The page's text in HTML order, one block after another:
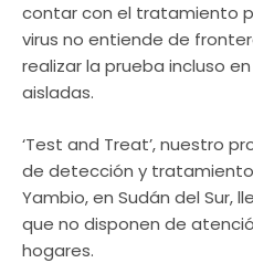
contar con el tratamiento
virus no entiende de
realizar la prueba incluso
aisladas.
‘Test and Treat’, nuestro
de detección y
Yambio, en Sudán del Sur,
que no disponen de
hogares.